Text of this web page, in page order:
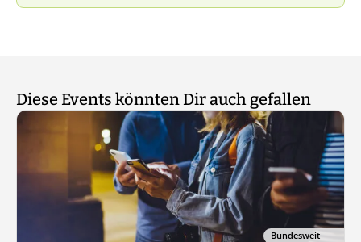
Diese Events könnten Dir auch gefallen
Bundesweit